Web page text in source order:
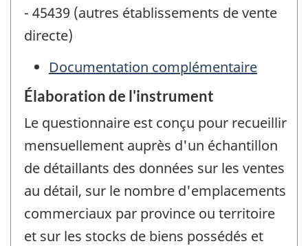
- 45439 (autres établissements de vente
directe)
Documentation complémentaire
Élaboration de l'instrument
Le questionnaire est conçu pour recueillir
mensuellement auprès d'un échantillon
de détaillants des données sur les ventes
au détail, sur le nombre d'emplacements
commerciaux par province ou territoire
et sur les stocks de biens possédés et